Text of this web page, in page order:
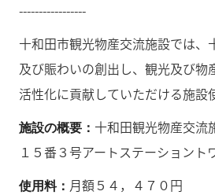
-----------------
十和田市観光物産交流施設では、
及び賑わいの創出し、観光及び物
活性化に貢献していただける施設
施設の概要： 十和田観光物産交流
１５番３号アートステーショント
使用料： 月額５４，４７０円